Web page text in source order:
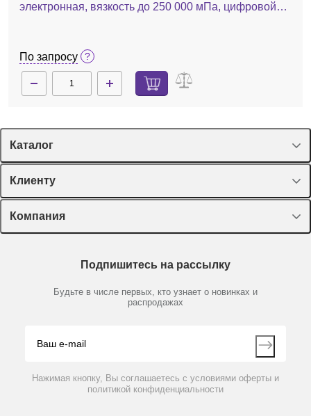
электронная, вязкость до 250 000 мПа, цифровой
По запросу
Каталог
Спецпредложения
Оборудование, приборы
Пластик, стекло, принадлежности
Химические реактивы, препараты, наборы
Производители
Клиенту
Лекторий Диаэм
Доставка и оплата
Мобильное приложение
Компания
Партнеры
Контакты
Подпишитесь на рассылку
Будьте в числе первых, кто узнает о новинках и
распродажах
Нажимая кнопку, Вы соглашаетесь с условиями оферты и
политикой конфиденциальности